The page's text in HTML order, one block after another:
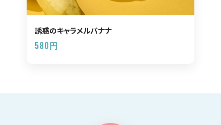
誘惑のキャラメルバナナ
580円